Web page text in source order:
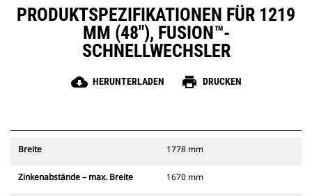
PRODUKTSPEZIFIKATIONEN FÜR 1219
MM (48"), FUSION™-
SCHNELLWECHSLER
cloud_download HERUNTERLADEN print DRUCKEN
Breite 1778 mm
Zinkenabstände – max. Breite 1670 mm